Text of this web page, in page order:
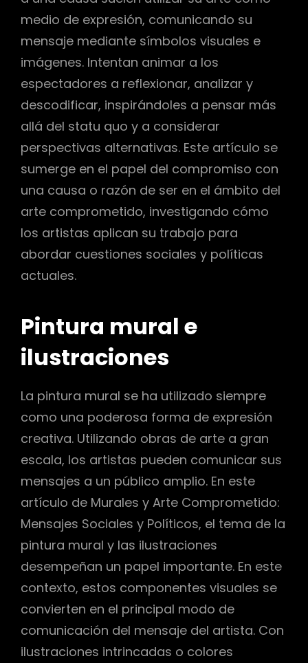
medio de expresión, comunicando su
mensaje mediante símbolos visuales e
imágenes. Intentan animar a los
espectadores a reflexionar, analizar y
descodificar, inspirándoles a pensar más
allá del statu quo y a considerar
perspectivas alternativas. Este artículo se
sumerge en el papel del compromiso con
una causa o razón de ser en el ámbito del
arte comprometido, investigando cómo
los artistas aplican su trabajo para
abordar cuestiones sociales y políticas
actuales.
Pintura mural e
ilustraciones
La pintura mural se ha utilizado siempre
como una poderosa forma de expresión
creativa. Utilizando obras de arte a gran
escala, los artistas pueden comunicar sus
mensajes a un público amplio. En este
artículo de Murales y Arte Comprometido:
Mensajes Sociales y Políticos, el tema de la
pintura mural y las ilustraciones
desempeñan un papel importante. En este
contexto, estos componentes visuales se
convierten en el principal modo de
comunicación del mensaje del artista. Con
ilustraciones intrincadas o colores